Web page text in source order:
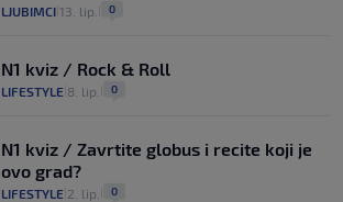
LJUBIMCI 13. lip. 0
N1 kviz / Rock & Roll
LIFESTYLE 8. lip. 0
N1 kviz / Zavrtite globus i recite koji je
ovo grad?
LIFESTYLE 2. lip. 0